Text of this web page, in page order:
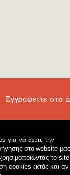
για να έχετε την
στο website μας.
το site,
cookies εκτός και αν
Εγγραφείτε στο
Υλικό